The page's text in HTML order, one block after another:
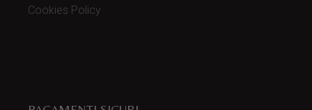
Cookies Policy